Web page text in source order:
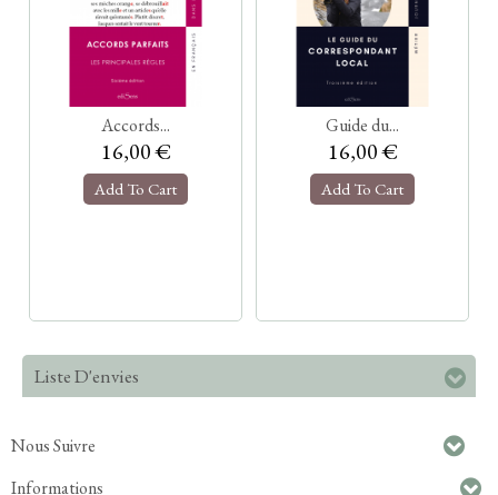
Accords...
16,00 €
Add To Cart
Guide du...
16,00 €
Add To Cart
Liste D'envies
Nous Suivre
Informations